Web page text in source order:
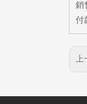
銷
付
上